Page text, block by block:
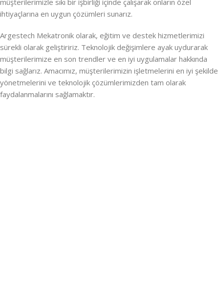
müşterilerimizle sıkı bir işbirliği içinde çalışarak onların özel
ihtiyaçlarına en uygun çözümleri sunarız.
Argestech Mekatronik olarak, eğitim ve destek hizmetlerimizi
sürekli olarak geliştiririz. Teknolojik değişimlere ayak uydurarak
müşterilerimize en son trendler ve en iyi uygulamalar hakkında
bilgi sağlarız. Amacımız, müşterilerimizin işletmelerini en iyi şekilde
yönetmelerini ve teknolojik çözümlerimizden tam olarak
faydalanmalarını sağlamaktır.